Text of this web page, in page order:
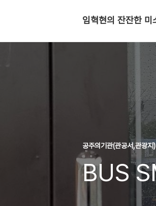
임혁현의 잔잔한 미
공주의기관(관공서,관광지)
BUS